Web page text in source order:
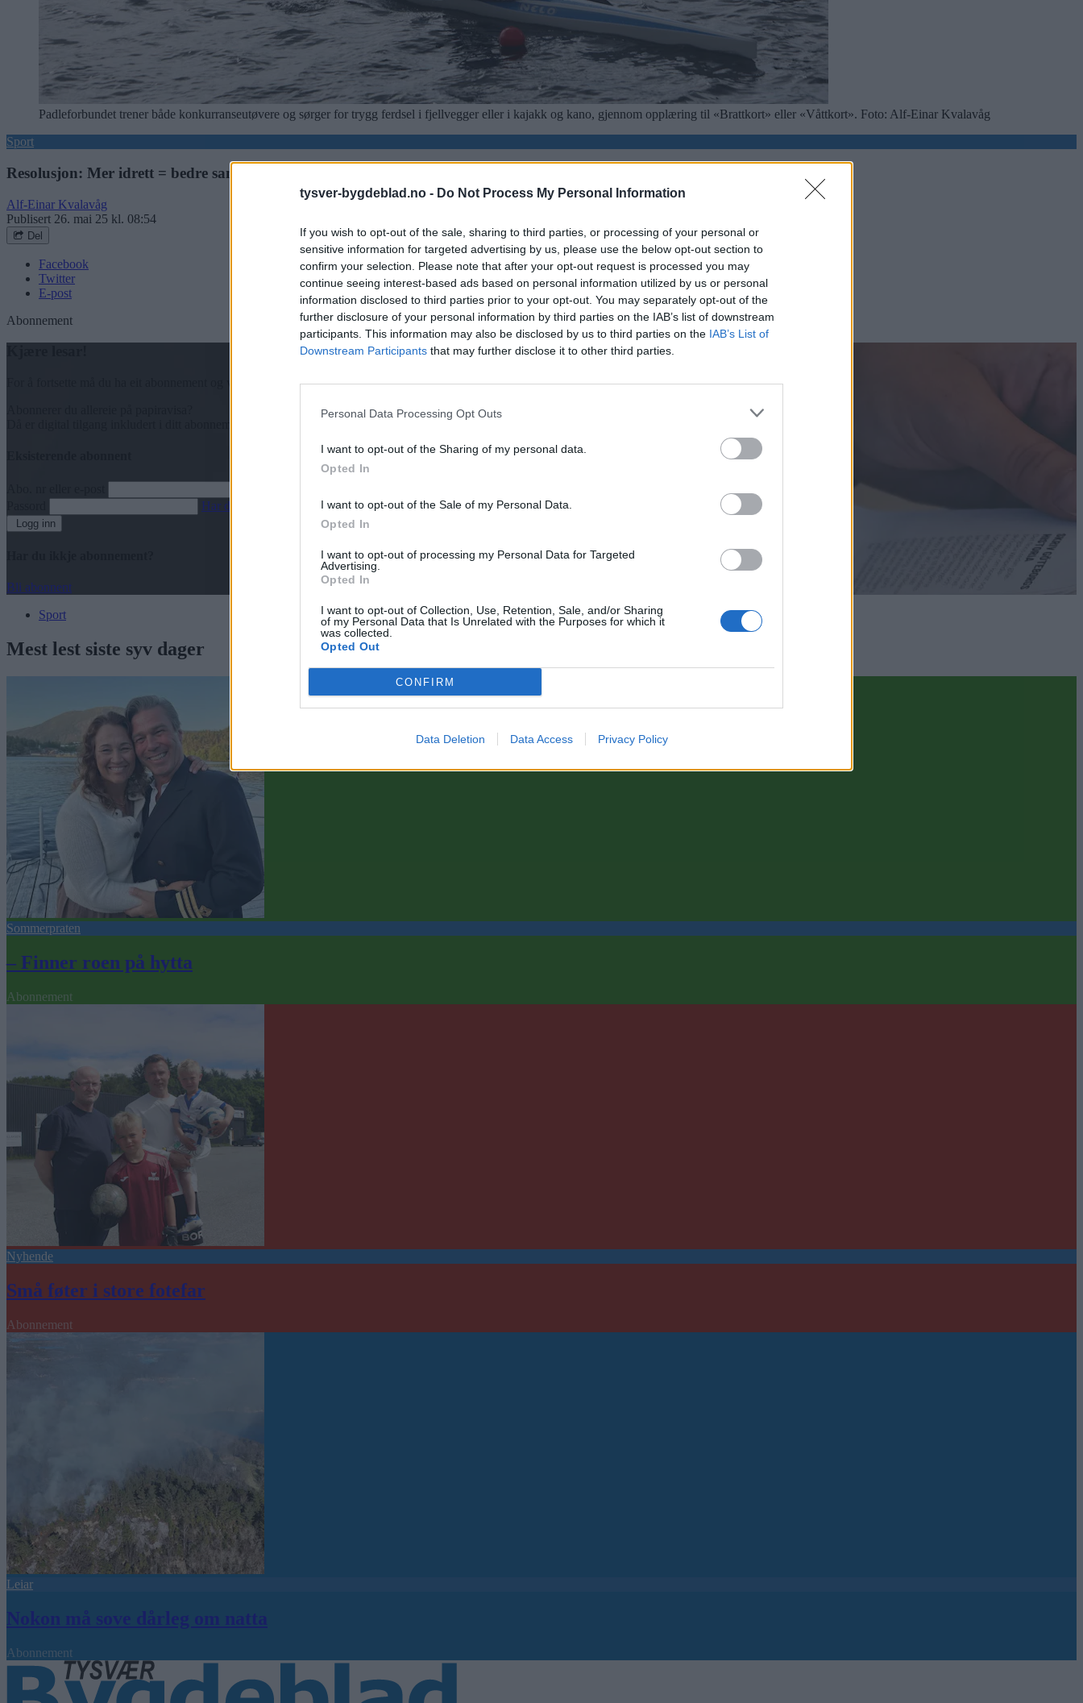
tysver-bygdeblad.no - Do Not Process My Personal Information
If you wish to opt-out of the sale, sharing to third parties, or processing of your personal or
sensitive information for targeted advertising by us, please use the below opt-out section to
confirm your selection. Please note that after your opt-out request is processed you may
continue seeing interest-based ads based on personal information utilized by us or personal
information disclosed to third parties prior to your opt-out. You may separately opt-out of the
further disclosure of your personal information by third parties on the IAB’s list of downstream
participants. This information may also be disclosed by us to third parties on the IAB’s List of
Downstream Participants that may further disclose it to other third parties.
Personal Data Processing Opt Outs
I want to opt-out of the Sharing of my personal data.
Opted In
I want to opt-out of the Sale of my Personal Data.
Opted In
I want to opt-out of processing my Personal Data for Targeted
Advertising.
Opted In
I want to opt-out of Collection, Use, Retention, Sale, and/or Sharing
of my Personal Data that Is Unrelated with the Purposes for which it
was collected.
Opted Out
CONFIRM
Data Deletion Data Access Privacy Policy
Padleforbundet trener både konkurranseutøvere og sørger for trygg ferdsel i fjellvegger eller i kajakk og kano, gjennom opplæring til «Brattkort» eller «Våttkort». Foto: Alf-Einar Kvalavåg
Sport
Resolusjon: Mer idrett = bedre samfunn
Alf-Einar Kvalavåg
Publisert 26. mai 25 kl. 08:54
Del
Facebook
Twitter
E-post
Abonnement
Har du gløymt passordet?
Logg inn
Bli abonnent
Sport
Mest lest siste syv dager
Sommerpraten
– Finner roen på hytta
Abonnement
Nyhende
Små føter i store fotefar
Abonnement
Leiar
Nokon må sove dårleg om natta
Abonnement